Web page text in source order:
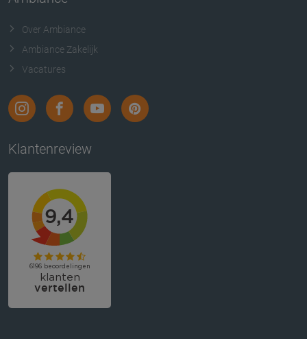
Over Ambiance
Ambiance Zakelijk
Vacatures
Klantenreview